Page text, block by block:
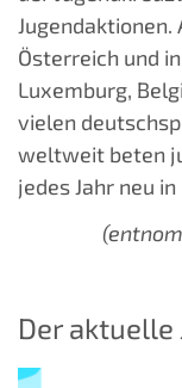
Jugendaktionen.
Österreich und
Luxemburg,
vielen
weltweit beten
jedes Jahr neu
Der aktuelle